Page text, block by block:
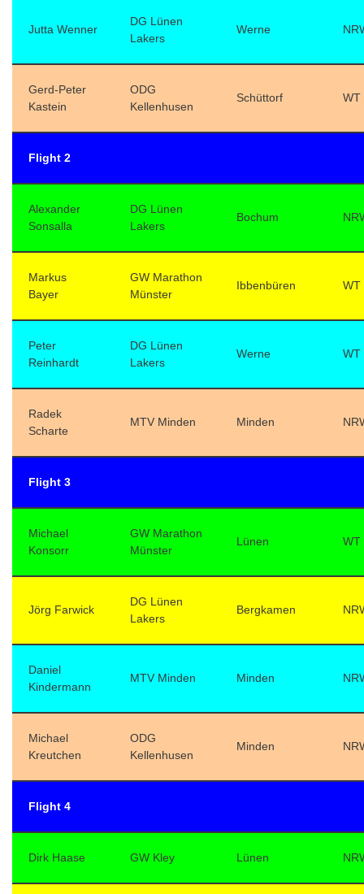
Jutta Wenner
DG Lünen
Lakers
Werne
Gerd-Peter
Kastein
ODG
Kellenhusen
Schüttorf WT
Flight 2
Alexander
Sonsalla
DG Lünen
Lakers
Bochum
Markus
Bayer
GW Marathon
Münster
Ibbenbüren WT
Peter
Reinhardt
DG Lünen
Lakers
Werne WT
Radek
Scharte
MTV Minden Minden
Flight 3
Michael
Konsorr
GW Marathon
Münster
Lünen WT
Jörg Farwick
DG Lünen
Lakers
Bergkamen
Daniel
Kindermann
MTV Minden Minden
Michael
Kreutchen
ODG
Kellenhusen
Minden
Flight 4
Dirk Haase GW Kley Lünen